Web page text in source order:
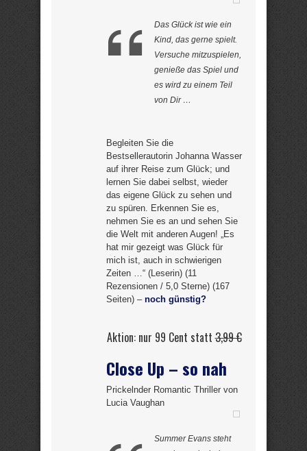
Das Glück ist wie ein
Kind, das gerne spielt.
Versuche mitzuspielen,
genieße das Spiel und
es wird zu einem Teil
von Dir …
Begleiten Sie die
Bestsellerautorin Johanna Wasser
auf ihrer Reise zum Glück; und
lernen Sie dabei selbst, wieder
das eigene Glück zu sehen und
zu spüren. Erkennen Sie es,
nehmen Sie es an und sehen Sie
die Welt mit anderen Augen! „Es
hat mir gezeigt was Glück für
mich ist, auch in schwierigen
Zeiten …“ (Leserin) (11
Rezensionen / 5,0 Sterne) (167
Seiten) – noch günstig?
Aktion: nur 99 Cent statt3,99 €
Close Up – so nah
Prickelnder Romantic Thriller von
Lucia Vaughan
Summer Evans steht